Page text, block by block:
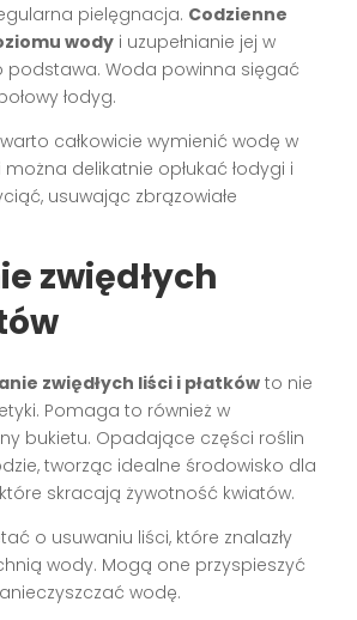
pielęgnacja. Codzienne
wody i uzupełnianie jej w
podstawa. Woda powinna sięgać
łodyg.
całkowicie wymienić wodę w
można delikatnie opłukać łodygi i
usuwając zbrązowiałe
zwiędłych
zwiędłych liści i płatków to nie
Pomaga to również w
bukietu. Opadające części roślin
tworząc idealne środowisko dla
skracają żywotność kwiatów.
o usuwaniu liści, które znalazły
wody. Mogą one przyspieszyć
wodę.